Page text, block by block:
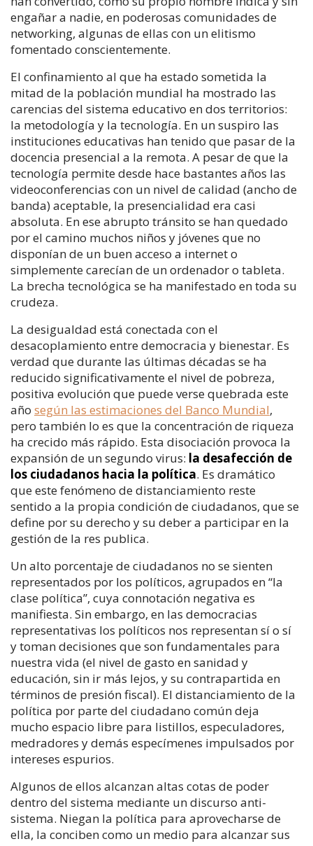
engañar a nadie, en poderosas comunidades de
networking, algunas de ellas con un elitismo
fomentado conscientemente.
El confinamiento al que ha estado sometida la
mitad de la población mundial ha mostrado las
carencias del sistema educativo en dos territorios:
la metodología y la tecnología. En un suspiro las
instituciones educativas han tenido que pasar de la
docencia presencial a la remota. A pesar de que la
tecnología permite desde hace bastantes años las
videoconferencias con un nivel de calidad (ancho de
banda) aceptable, la presencialidad era casi
absoluta. En ese abrupto tránsito se han quedado
por el camino muchos niños y jóvenes que no
disponían de un buen acceso a internet o
simplemente carecían de un ordenador o tableta.
La brecha tecnológica se ha manifestado en toda su
crudeza.
La desigualdad está conectada con el
desacoplamiento entre democracia y bienestar. Es
verdad que durante las últimas décadas se ha
reducido significativamente el nivel de pobreza,
positiva evolución que puede verse quebrada este
año según las estimaciones del Banco Mundial,
pero también lo es que la concentración de riqueza
ha crecido más rápido. Esta disociación provoca la
expansión de un segundo virus: la desafección de
los ciudadanos hacia la política. Es dramático
que este fenómeno de distanciamiento reste
sentido a la propia condición de ciudadanos, que se
define por su derecho y su deber a participar en la
gestión de la res publica.
Un alto porcentaje de ciudadanos no se sienten
representados por los políticos, agrupados en “la
clase política”, cuya connotación negativa es
manifiesta. Sin embargo, en las democracias
representativas los políticos nos representan sí o sí
y toman decisiones que son fundamentales para
nuestra vida (el nivel de gasto en sanidad y
educación, sin ir más lejos, y su contrapartida en
términos de presión fiscal). El distanciamiento de la
política por parte del ciudadano común deja
mucho espacio libre para listillos, especuladores,
medradores y demás especímenes impulsados por
intereses espurios.
Algunos de ellos alcanzan altas cotas de poder
dentro del sistema mediante un discurso anti-
sistema. Niegan la política para aprovecharse de
ella, la conciben como un medio para alcanzar sus